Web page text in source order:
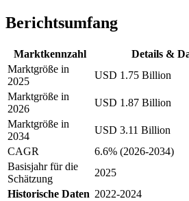
Berichtsumfang
Marktkennzahl
Details &
Marktgröße in
2025
USD 1.75 Billion
Marktgröße in
2026
USD 1.87 Billion
Marktgröße in
2034
USD 3.11 Billion
CAGR
6.6% (2026-2034)
Basisjahr für die
Schätzung
2025
Historische Daten 2022-2024